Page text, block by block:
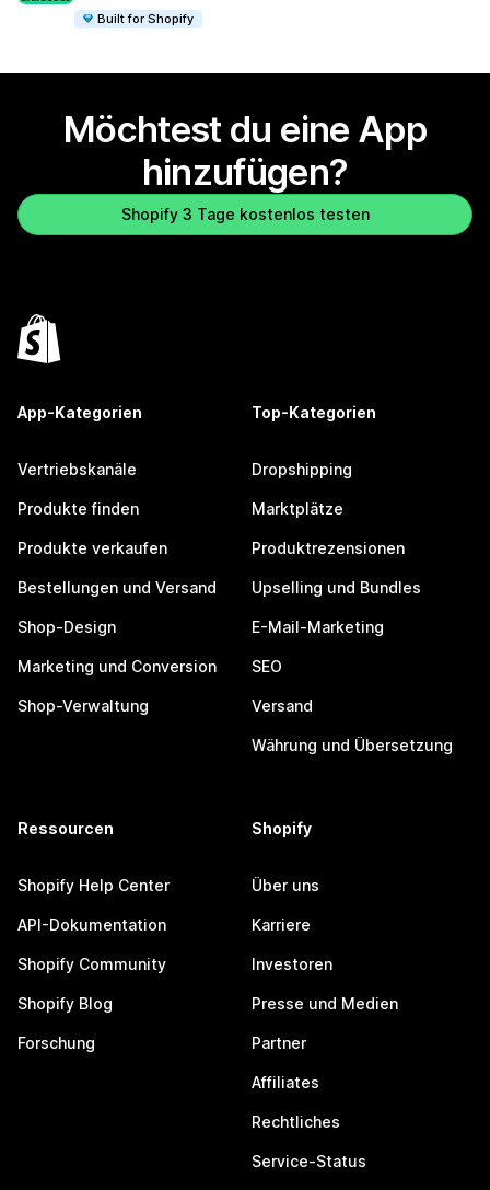
Built for Shopify
Möchtest du eine App
hinzufügen?
Shopify 3 Tage kostenlos testen
App-Kategorien
Vertriebskanäle
Produkte finden
Produkte verkaufen
Bestellungen und Versand
Shop-Design
Marketing und Conversion
Shop-Verwaltung
Top-Kategorien
Dropshipping
Marktplätze
Produktrezensionen
Upselling und Bundles
E-Mail-Marketing
SEO
Versand
Währung und Übersetzung
Ressourcen
Shopify Help Center
API-Dokumentation
Shopify Community
Shopify Blog
Forschung
Shopify
Über uns
Karriere
Investoren
Presse und Medien
Partner
Affiliates
Rechtliches
Service-Status